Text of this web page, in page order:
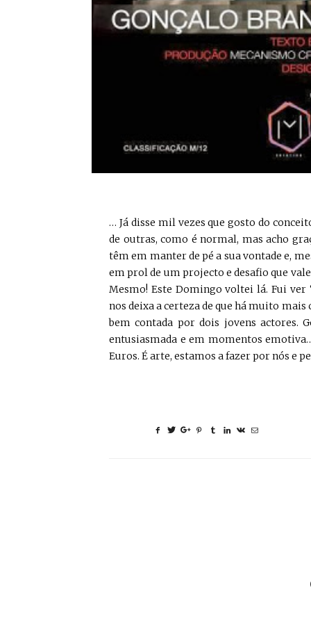
… Já disse mil vezes que gosto do
de outras, como é normal, mas acho
têm em manter de pé a sua vontade e,
em prol de um projecto e desafio que
Mesmo! Este Domingo voltei lá. Fui ver
nos deixa a certeza de que há muito
bem contada por dois jovens actores.
entusiasmada e em momentos
Euros. É arte, estamos a fazer por nós e